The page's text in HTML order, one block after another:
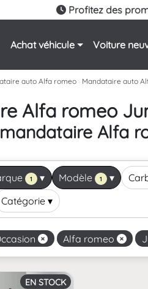
Profitez des
Achat véhicule Voiture
auto Alfa romeo › Mandataire auto
Alfa romeo
Alfa
1 ▾ Modèle 1 ▾
Catégorie▾
Alfa romeo
EN STOCK